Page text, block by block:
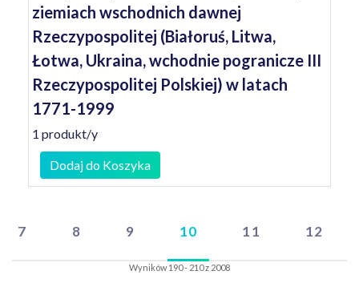
ziemiach wschodnich dawnej
Rzeczypospolitej (Białoruś, Litwa,
Łotwa, Ukraina, wchodnie pogranicze III
Rzeczypospolitej Polskiej) w latach
1771-1999
1 produkt/y
Dodaj do Koszyka
7 8 9 10 11 12
Wyników 190 - 210 z 2008